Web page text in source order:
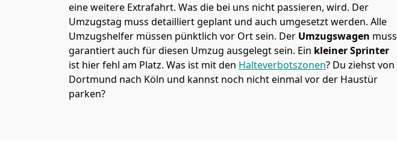
eine weitere Extrafahrt. Was die bei uns nicht passieren, wird. Der
Umzugstag muss detailliert geplant und auch umgesetzt werden. Alle
Umzugshelfer müssen pünktlich vor Ort sein. Der Umzugswagen muss
garantiert auch für diesen Umzug ausgelegt sein. Ein kleiner Sprinter
ist hier fehl am Platz. Was ist mit den Halteverbotszonen? Du ziehst von
Dortmund nach Köln und kannst noch nicht einmal vor der Haustür
parken?